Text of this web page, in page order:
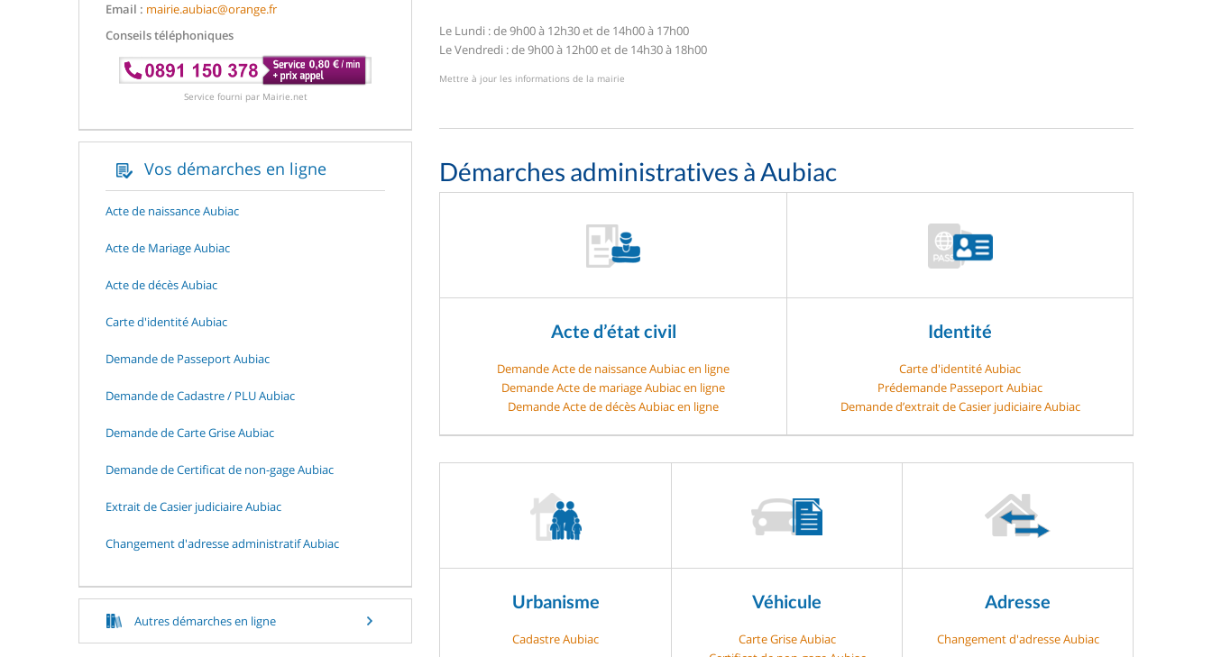
Email : mairie.aubiac@orange.fr
Conseils téléphoniques
Service fourni par Mairie.net
Vos démarches en ligne
Acte de naissance Aubiac
Acte de Mariage Aubiac
Acte de décès Aubiac
Carte d'identité Aubiac
Demande de Passeport Aubiac
Demande de Cadastre / PLU Aubiac
Demande de Carte Grise Aubiac
Demande de Certificat de non-gage Aubiac
Extrait de Casier judiciaire Aubiac
Changement d'adresse administratif Aubiac
Autres démarches en ligne
Le Lundi : de 9h00 à 12h30 et de 14h00 à 17h00
Le Vendredi : de 9h00 à 12h00 et de 14h30 à 18h00
Mettre à jour les informations de la mairie
Démarches administratives à Aubiac
Acte d’état civil
Demande Acte de naissance Aubiac en ligne
Demande Acte de mariage Aubiac en ligne
Demande Acte de décès Aubiac en ligne
Identité
Carte d'identité Aubiac
Prédemande Passeport Aubiac
Demande d’extrait de Casier judiciaire Aubiac
Urbanisme
Cadastre Aubiac
Véhicule
Carte Grise Aubiac
Adresse
Changement d'adresse Aubiac